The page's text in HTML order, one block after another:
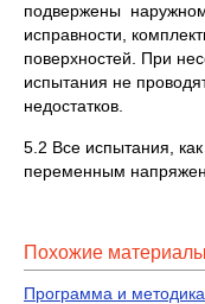
подвержены
исправности,
поверхностей. При
испытания не
недостатков.
5.2 Все испытания,
переменным
Похожие материалы
Программа и